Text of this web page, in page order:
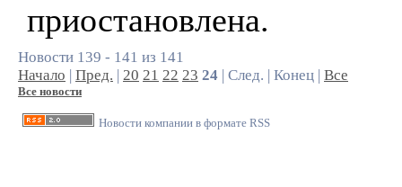
приостановлена.
Новости 139 - 141 из 141
Начало | Пред. | 20 21 22 23 24 | След. | Конец | Все
Все новости
Новости компании в формате RSS